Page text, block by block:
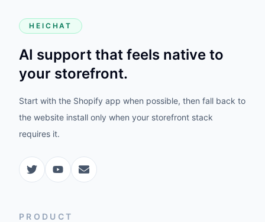
HEICHAT
AI support that feels native to
your storefront.
Start with the Shopify app when possible, then fall back to
the website install only when your storefront stack
requires it.
PRODUCT